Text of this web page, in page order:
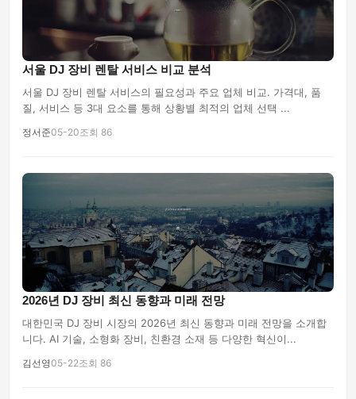
서울 DJ 장비 렌탈 서비스 비교 분석
서울 DJ 장비 렌탈 서비스의 필요성과 주요 업체 비교. 가격대, 품
질, 서비스 등 3대 요소를 통해 상황별 최적의 업체 선택 ...
정서준05-20조회 86
2026년 DJ 장비 최신 동향과 미래 전망
대한민국 DJ 장비 시장의 2026년 최신 동향과 미래 전망을 소개합
니다. AI 기술, 소형화 장비, 친환경 소재 등 다양한 혁신이...
김선영05-22조회 86